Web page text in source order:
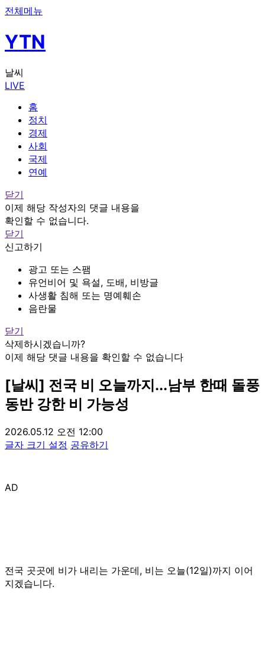
전체메뉴
YTN
날씨
LIVE
홈
정치
경제
사회
국제
연예
닫기
이제 해당 작성자의 댓글 내용을
확인할 수 없습니다.
닫기
신고하기
광고 또는 스팸
유언비어 및 욕설, 도배, 비방글
사생활 침해 또는 명예훼손
음란물
닫기
삭제하시겠습니까?
이제 해당 댓글 내용을 확인할 수 없습니다
[날씨] 전국 비 오늘까지...남부 한때 돌풍
동반 강한 비 가능성
2026.05.12 오전 12:00
글자 크기 설정 공유하기
AD
전국 곳곳에 비가 내리는 가운데, 비는 오늘(12일)까지 이어
지겠습니다.